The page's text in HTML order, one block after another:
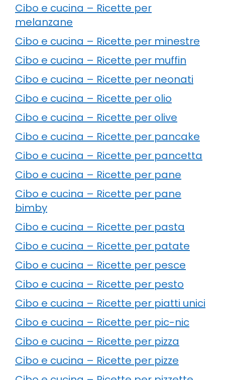
Cibo e cucina – Ricette per
melanzane
Cibo e cucina – Ricette per minestre
Cibo e cucina – Ricette per muffin
Cibo e cucina – Ricette per neonati
Cibo e cucina – Ricette per olio
Cibo e cucina – Ricette per olive
Cibo e cucina – Ricette per pancake
Cibo e cucina – Ricette per pancetta
Cibo e cucina – Ricette per pane
Cibo e cucina – Ricette per pane
bimby
Cibo e cucina – Ricette per pasta
Cibo e cucina – Ricette per patate
Cibo e cucina – Ricette per pesce
Cibo e cucina – Ricette per pesto
Cibo e cucina – Ricette per piatti unici
Cibo e cucina – Ricette per pic-nic
Cibo e cucina – Ricette per pizza
Cibo e cucina – Ricette per pizze